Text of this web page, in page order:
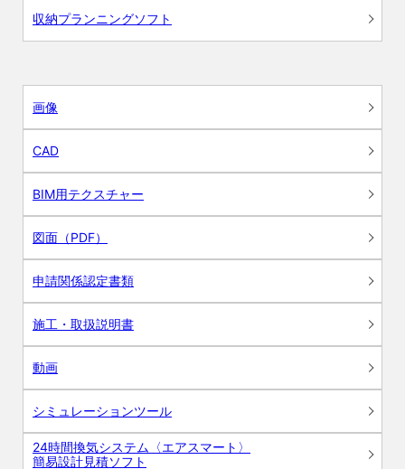
収納プランニングソフト
画像
CAD
BIM用テクスチャー
図面（PDF）
申請関係認定書類
施工・取扱説明書
動画
シミュレーションツール
24時間換気システム〈エアスマート〉
簡易設計見積ソフト